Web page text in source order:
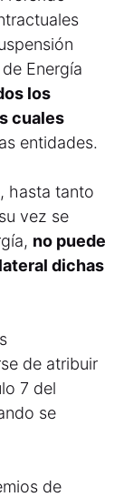
Energía
los
cuales
entidades.
hasta tanto
vez se
no puede
dichas
de atribuir
7 del
se
de